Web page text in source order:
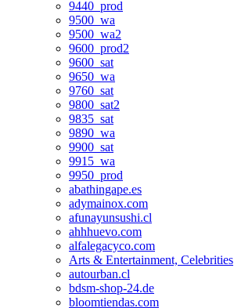
9440_prod
9500_wa
9500_wa2
9600_prod2
9600_sat
9650_wa
9760_sat
9800_sat2
9835_sat
9890_wa
9900_sat
9915_wa
9950_prod
abathingape.es
adymainox.com
afunayunsushi.cl
ahhhuevo.com
alfalegacyco.com
Arts & Entertainment, Celebrities
autourban.cl
bdsm-shop-24.de
bloomtiendas.com